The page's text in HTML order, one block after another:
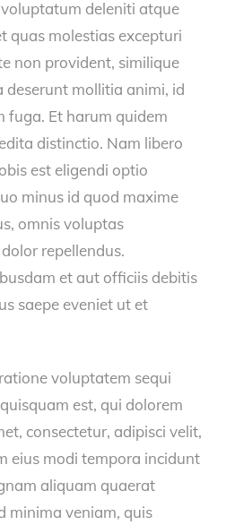
deleniti atque
quas molestias excepturi
non provident, similique
deserunt mollitia animi, id
fuga. Et harum quidem
distinctio. Nam libero
est eligendi optio
minus id quod maxime
omnis voluptas
repellendus.
et aut officiis debitis
saepe eveniet ut et
voluptatem sequi
est, qui dolorem
consectetur, adipisci velit,
eius modi tempora incidunt
aliquam quaerat
minima veniam, quis